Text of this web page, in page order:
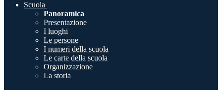
Scuola
Panoramica
Presentazione
I luoghi
Le persone
I numeri della scuola
Le carte della scuola
Organizzazione
La storia